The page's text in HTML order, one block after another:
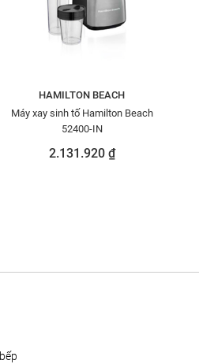
HAMILTON BEACH
Máy xay sinh tố Hamilton Beach
52400-IN
2.131.920 ₫